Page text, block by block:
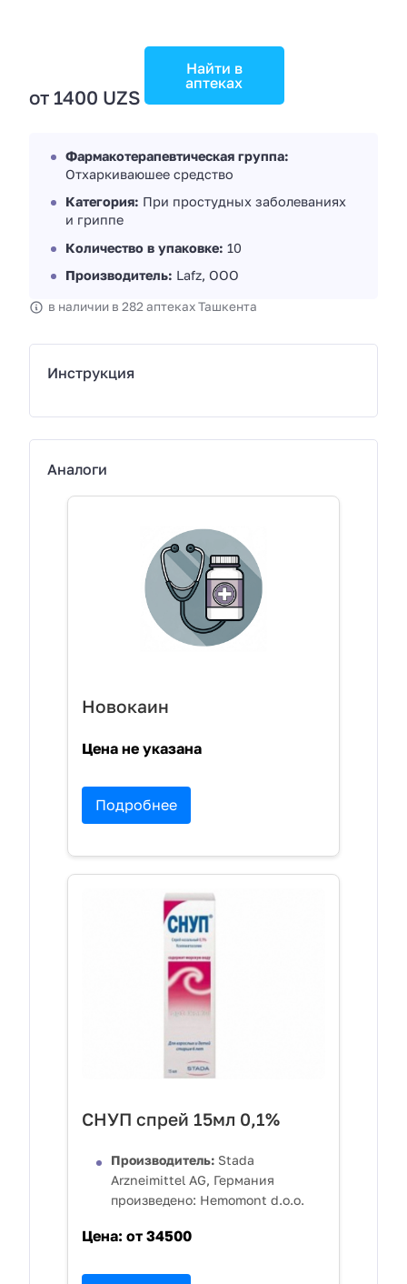
от 1400 UZS
Найти в
аптеках
Фармакотерапевтическая группа:
Отхаркиваюшее средство
Категория: При простудных заболеваниях
и гриппе
Количество в упаковке: 10
Производитель: Lafz, ООО
в наличии в 282 аптеках Ташкента
Инструкция
Аналоги
Новокаин
Цена не указана
Подробнее
СНУП спрей 15мл 0,1%
Производитель: Stada
Arzneimittel AG, Германия
произведено: Hemomont d.o.o.
Цена: от 34500